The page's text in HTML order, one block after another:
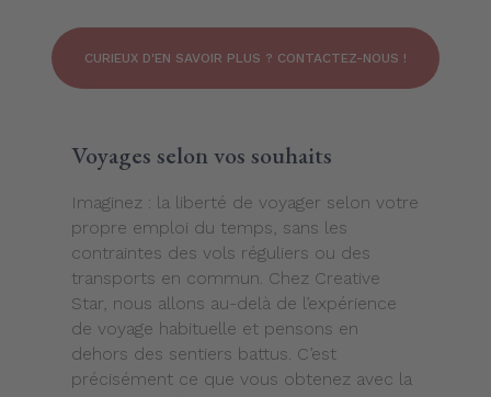
CURIEUX D'EN SAVOIR PLUS ? CONTACTEZ-NOUS !
Voyages selon vos souhaits
Imaginez : la liberté de voyager selon votre
propre emploi du temps, sans les
contraintes des vols réguliers ou des
transports en commun. Chez Creative
Star, nous allons au-delà de l’expérience
de voyage habituelle et pensons en
dehors des sentiers battus. C’est
précisément ce que vous obtenez avec la